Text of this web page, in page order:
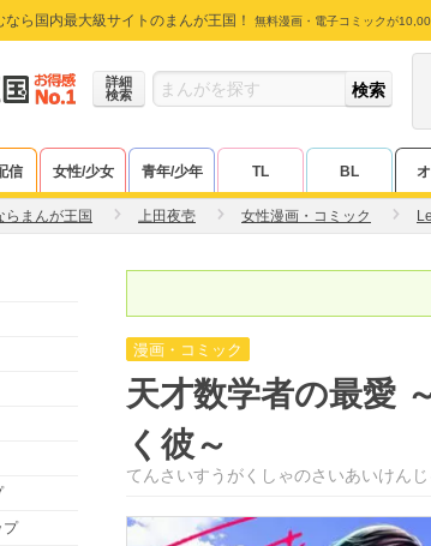
ら国内最大級サイトのまんが王国！ 無料漫画・電子コミックが
詳細
検索
信 女性/少女 青年/少年 TL BL
らまんが王国 上田夜壱 女性漫画・コミック
プ
漫画・コミック
天才数学者の最愛
く彼～
てんさいすうがくしゃのさいあいけん